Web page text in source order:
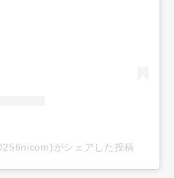
がシェアした投稿